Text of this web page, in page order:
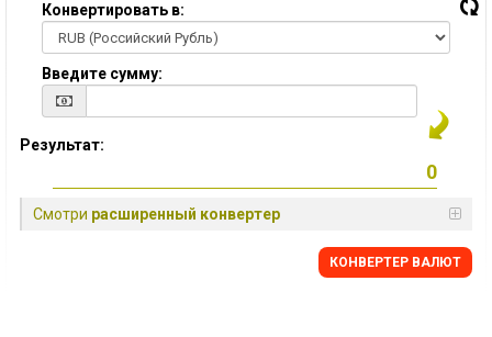
Конвертировать в:
Введите сумму:
Результат:
Смотри расширенный конвертер
КОНВЕРТЕР ВАЛЮТ